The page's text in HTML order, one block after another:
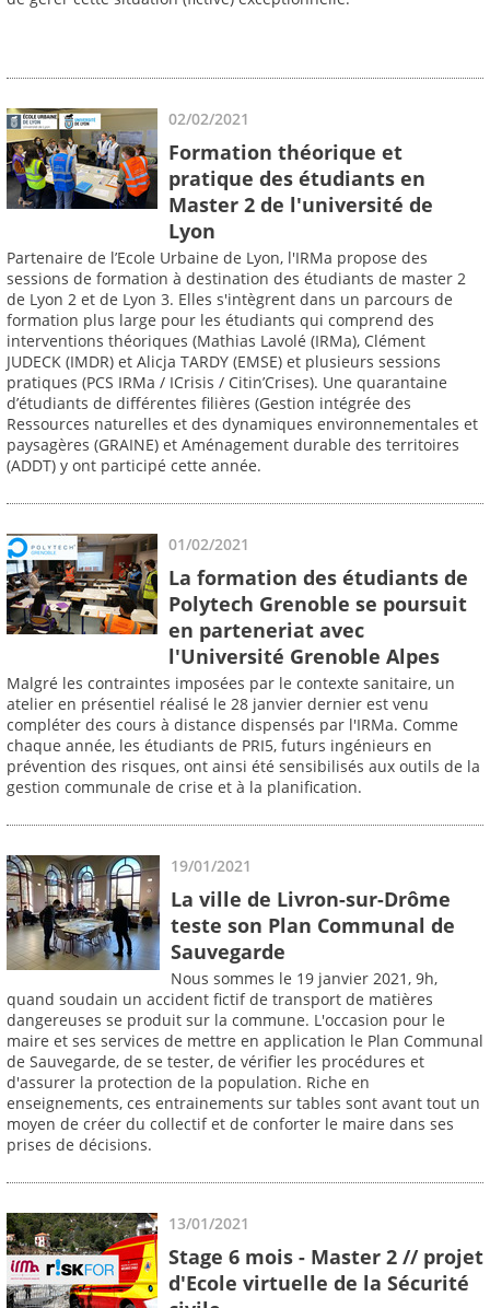
02/02/2021
Formation théorique et
pratique des étudiants en
Master 2 de l'université de
Lyon
Partenaire de l’Ecole Urbaine de Lyon, l'IRMa propose des
sessions de formation à destination des étudiants de master 2
de Lyon 2 et de Lyon 3. Elles s'intègrent dans un parcours de
formation plus large pour les étudiants qui comprend des
interventions théoriques (Mathias Lavolé (IRMa), Clément
JUDECK (IMDR) et Alicja TARDY (EMSE) et plusieurs sessions
pratiques (PCS IRMa / ICrisis / Citin’Crises). Une quarantaine
d’étudiants de différentes filières (Gestion intégrée des
Ressources naturelles et des dynamiques environnementales et
paysagères (GRAINE) et Aménagement durable des territoires
(ADDT) y ont participé cette année.
01/02/2021
La formation des étudiants de
Polytech Grenoble se poursuit
en parteneriat avec
l'Université Grenoble Alpes
Malgré les contraintes imposées par le contexte sanitaire, un
atelier en présentiel réalisé le 28 janvier dernier est venu
compléter des cours à distance dispensés par l'IRMa. Comme
chaque année, les étudiants de PRI5, futurs ingénieurs en
prévention des risques, ont ainsi été sensibilisés aux outils de la
gestion communale de crise et à la planification.
19/01/2021
La ville de Livron-sur-Drôme
teste son Plan Communal de
Sauvegarde
Nous sommes le 19 janvier 2021, 9h,
quand soudain un accident fictif de transport de matières
dangereuses se produit sur la commune. L'occasion pour le
maire et ses services de mettre en application le Plan Communal
de Sauvegarde, de se tester, de vérifier les procédures et
d'assurer la protection de la population. Riche en
enseignements, ces entrainements sur tables sont avant tout un
moyen de créer du collectif et de conforter le maire dans ses
prises de décisions.
13/01/2021
Stage 6 mois - Master 2 // projet
d'Ecole virtuelle de la Sécurité